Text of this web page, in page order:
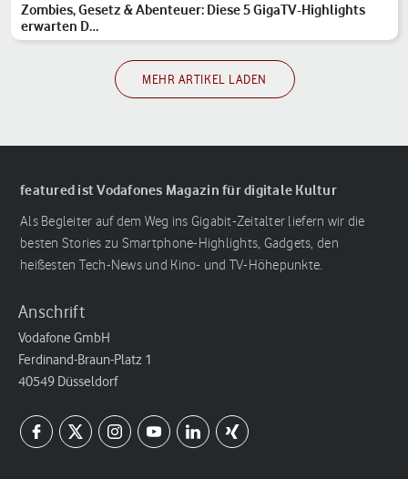
Zombies, Gesetz & Abenteuer: Diese 5 GigaTV-Highlights
erwarten D…
MEHR ARTIKEL LADEN
featured ist Vodafones Magazin für digitale Kultur
Als Begleiter auf dem Weg ins Gigabit-Zeitalter liefern wir die
besten Stories zu Smartphone-Highlights, Gadgets, den
heißesten Tech-News und Kino- und TV-Höhepunkte.
Anschrift
Vodafone GmbH
Ferdinand-Braun-Platz 1
40549 Düsseldorf